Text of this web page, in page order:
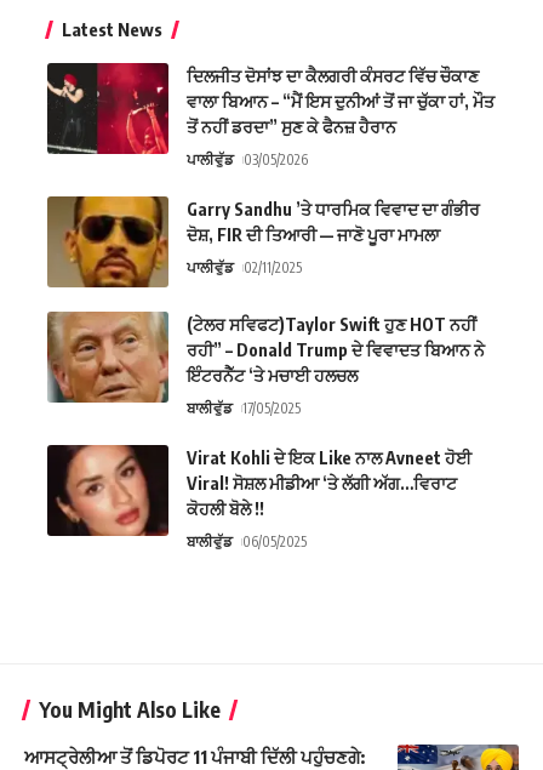
Latest News
ਦਿਲਜੀਤ ਦੋਸਾਂਝ ਦਾ ਕੈਲਗਰੀ ਕੰਸਰਟ ਵਿੱਚ ਚੌਕਾਣ
ਵਾਲਾ ਬਿਆਨ – “ਮੈਂ ਇਸ ਦੁਨੀਆਂ ਤੋਂ ਜਾ ਚੁੱਕਾ ਹਾਂ, ਮੌਤ
ਤੋਂ ਨਹੀਂ ਡਰਦਾ” ਸੁਣ ਕੇ ਫੈਨਜ਼ ਹੈਰਾਨ
ਪਾਲੀਵੁੱਡ 03/05/2026
Garry Sandhu ’ਤੇ ਧਾਰਮਿਕ ਵਿਵਾਦ ਦਾ ਗੰਭੀਰ
ਦੋਸ਼, FIR ਦੀ ਤਿਆਰੀ — ਜਾਣੋ ਪੂਰਾ ਮਾਮਲਾ
ਪਾਲੀਵੁੱਡ 02/11/2025
(ਟੇਲਰ ਸਵਿਫਟ)Taylor Swift ਹੁਣ HOT ਨਹੀਂ
ਰਹੀ” – Donald Trump ਦੇ ਵਿਵਾਦਤ ਬਿਆਨ ਨੇ
ਇੰਟਰਨੈੱਟ ‘ਤੇ ਮਚਾਈ ਹਲਚਲ
ਬਾਲੀਵੁੱਡ 17/05/2025
Virat Kohli ਦੇ ਇਕ Like ਨਾਲ Avneet ਹੋਈ
Viral! ਸੋਸ਼ਲ ਮੀਡੀਆ ‘ਤੇ ਲੱਗੀ ਅੱਗ…ਵਿਰਾਟ
ਕੋਹਲੀ ਬੋਲੇ !!
ਬਾਲੀਵੁੱਡ 06/05/2025
You Might Also Like
ਆਸਟ੍ਰੇਲੀਆ ਤੋਂ ਡਿਪੋਰਟ 11 ਪੰਜਾਬੀ ਦਿੱਲੀ ਪਹੁੰਚਣਗੇ: